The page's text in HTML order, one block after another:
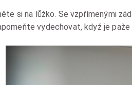
si na lůžko. Se vzpřímenými
vydechovat, když je